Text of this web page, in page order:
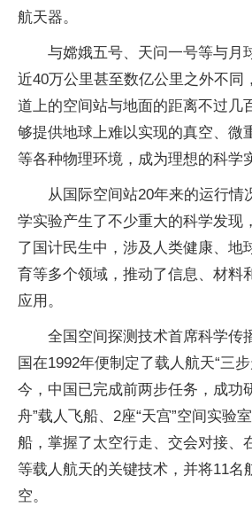
航天器。
与嫦娥五号、天问一号等与月
近40万公里甚至数亿公里之外不同
道上的空间站与地面的距离不过几
够提供地球上难以实现的真空、微
等各种物理环境，成为理想的科学
从国际空间站20年来的运行情
学实验产生了不少重大的科学发现
了国计民生中，涉及人类健康、地
育等多个领域，推动了信息、材料
应用。
全国空间探测技术首席科学传
国在1992年便制定了载人航天“三
今，中国已完成前两步任务，成功
舟”载人飞船、2座“天宫”空间实验
船，掌握了太空行走、交会对接、
等载人航天的关键技术，并将11名
空。